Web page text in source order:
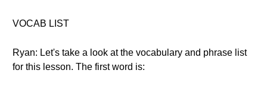
VOCAB LIST
Ryan: Let's take a look at the vocabulary and phrase list
for this lesson. The first word is: